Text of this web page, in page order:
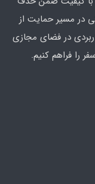
در مسیر حمایت از
در فضای مجازی
را فراهم کنیم.